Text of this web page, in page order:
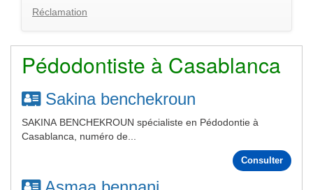
Réclamation
Pédodontiste à Casablanca
Sakina benchekroun
SAKINA BENCHEKROUN spécialiste en Pédodontie à
Casablanca, numéro de...
Consulter